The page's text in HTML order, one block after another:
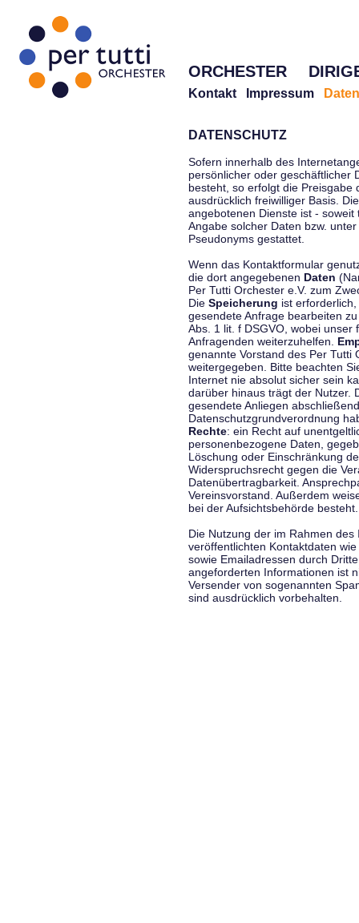
ORCHESTER
Kontakt Impressum
DATENSCHUTZ
Sofern innerhalb des
persönlicher oder geschäftlicher
besteht, so erfolgt die Preisgabe
ausdrücklich freiwilliger Basis.
angebotenen Dienste ist -
Angabe solcher Daten bzw.
Pseudonyms gestattet.
Wenn das Kontaktformular
die dort angegebenen Daten
Per Tutti Orchester e.V. zum
Die Speicherung ist
gesendete Anfrage bearbeiten
Abs. 1 lit. f DSGVO, wobei
Anfragenden weiterzuhelfen.
genannte Vorstand des Per Tutti
weitergegeben. Bitte beachten
Internet nie absolut sicher sein
darüber hinaus trägt der Nutzer.
gesendete Anliegen
Datenschutzgrundverordnung
Rechte: ein Recht auf
personenbezogene Daten,
Löschung oder Einschränkung
Widerspruchsrecht gegen die
Datenübertragbarkeit.
Vereinsvorstand. Außerdem
bei der Aufsichtsbehörde besteht.
Die Nutzung der im Rahmen
veröffentlichten Kontaktdaten
sowie Emailadressen durch
angeforderten Informationen ist
Versender von sogenannten
sind ausdrücklich vorbehalten.